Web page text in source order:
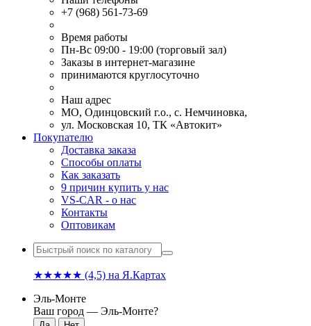
+7 (968) 561-73-69
Время работы
Пн-Вс 09:00 - 19:00 (торговый зал)
Заказы в интернет-магазине
принимаются круглосуточно
Наш адрес
МО, Одинцовский г.о., с. Немчиновка,
ул. Московская 10, ТК «Автокит»
Покупателю
Доставка заказа
Способы оплаты
Как заказать
9 причин купить у нас
VS-CAR - о нас
Контакты
Оптовикам
★★★★★ (4,5) на Я.Картах
Эль-Монте
Ваш город — Эль-Монте?